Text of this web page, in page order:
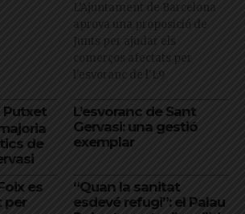
L’Ajuntament de Barcelona
aprova una proposició de
Junts per ajudar els
comerços afectats per
l'esvoranc de l'L9
Putxet
de
L’esvoranc de Sant
Gervasi: una gestió
exemplar
es
per
“Quan la sanitat
esdevé refugi”: el Palau